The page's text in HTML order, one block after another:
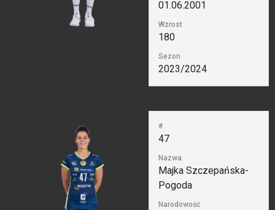
01.06.2001
Wzrost
180
Sezon
2023/2024
#
47
Nazwa
Majka Szczepańska-
Pogoda
Narodowość